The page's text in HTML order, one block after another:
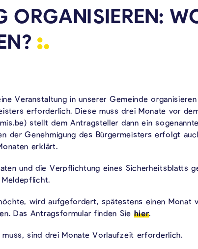
ORGANISIEREN:
Veranstaltung in unserer Gemeinde
erforderlich. Diese muss drei Monate vor
stellt dem Antragsteller dann ein
der Genehmigung des Bürgermeisters erfolgt
erklärt.
und die Verpflichtung eines Sicherheitsblatts
wird aufgefordert, spätestens einen Monat
Das Antragsformular finden Sie hier
sind drei Monate Vorlaufzeit erforderlich.